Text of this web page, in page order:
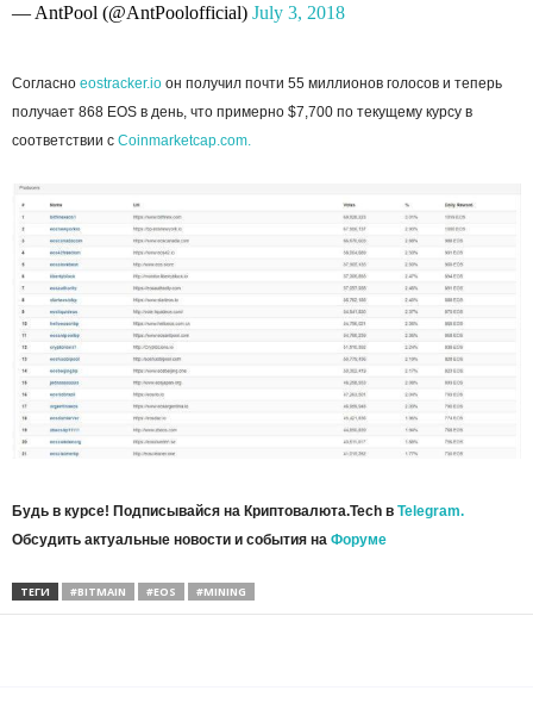
— AntPool (@AntPoolofficial) July 3, 2018
Согласно eostracker.io он получил почти 55 миллионов голосов и теперь
получает 868 EOS в день, что примерно $7,700 по текущему курсу в
соответствии с Coinmarketcap.com.
Будь в курсе! Подписывайся на Криптовалюта.Tech в Telegram.
Обсудить актуальные новости и события на Форуме
ТЕГИ #BITMAIN #EOS #MINING